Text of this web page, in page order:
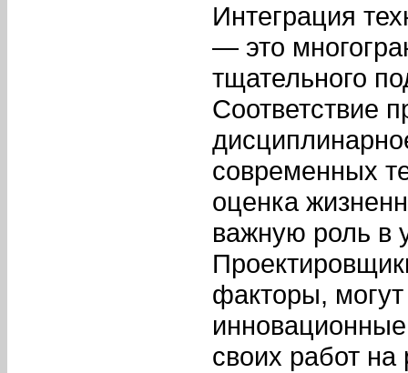
Интеграция
— это
тщательного
Соответствие
современных
оценка
важную роль в
факторы, могут
своих работ на